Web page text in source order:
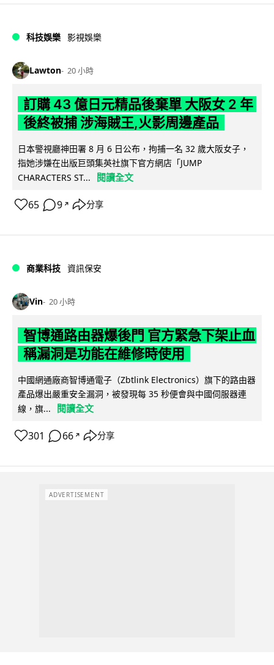
科技娛樂 影視娛樂
Lawton 20 小時
訂購 43 億日元精品後棄單 大阪女 2 年
後終被捕 涉海賊王,火影周邊產品
日本警視廳神田署 8 月 6 日公布，拘捕一名 32 歲大阪女子，
指她涉嫌在出版巨頭集英社旗下官方網店「JUMP
CHARACTERS ST...
閱讀全文
65 9 ↗ 分享
商業科技 資訊保安
Vin 20 小時
智博通路由器爆後門 官方緊急下架止血
稱漏洞是功能在維修時使用
中國網通廠商智博通電子（Zbtlink Electronics）旗下的路由器
產品爆出嚴重安全漏洞，被發現每 35 秒便會與中國伺服器連
線，旗...
閱讀全文
301 66 ↗ 分享
ADVERTISEMENT